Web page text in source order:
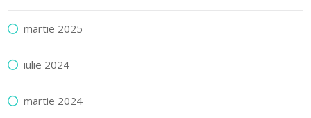
martie 2025
iulie 2024
martie 2024